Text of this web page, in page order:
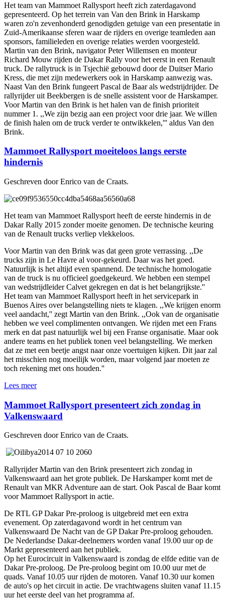
Het team van Mammoet Rallysport heeft zich zaterdagavond
gepresenteerd. Op het terrein van Van den Brink in Harskamp
waren zo'n zevenhonderd genodigden getuige van een presentatie in
Zuid-Amerikaanse sferen waar de rijders en overige teamleden aan
sponsors, familieleden en overige relaties werden voorgesteld.
Martin van den Brink, navigator Peter Willemsen en monteur
Richard Mouw rijden de Dakar Rally voor het eerst in een Renault
truck. De rallytruck is in Tsjechië gebouwd door de Duitser Mario
Kress, die met zijn medewerkers ook in Harskamp aanwezig was.
Naast Van den Brink fungeert Pascal de Baar als wedstrijdrijder. De
rallyrijder uit Beekbergen is de snelle assistent voor de Harskamper.
Voor Martin van den Brink is het halen van de finish prioriteit
nummer 1. ,,We zijn bezig aan een project voor drie jaar. We willen
de finish halen om de truck verder te ontwikkelen,''' aldus Van den
Brink.
Mammoet Rallysport moeiteloos langs eerste
hindernis
Geschreven door Enrico van de Craats.
Het team van Mammoet Rallysport heeft de eerste hindernis in de
Dakar Rally 2015 zonder moeite genomen. De technische keuring
van de Renault trucks verliep vlekkeloos.
Voor Martin van den Brink was dat geen grote verrassing. ,,De
trucks zijn in Le Havre al voor-gekeurd. Daar was het goed.
Natuurlijk is het altijd even spannend. De technische homologatie
van de truck is nu officieel goedgekeurd. We hebben een stempel
van wedstrijdleider Calvet gekregen en dat is het belangrijkste.''
Het team van Mammoet Rallysport heeft in het servicepark in
Buenos Aires over belangstelling niets te klagen. ,,We krijgen enorm
veel aandacht,'' zegt Martin van den Brink. ,,Ook van de organisatie
hebben we veel complimenten ontvangen. We rijden met een Frans
merk en dat past natuurlijk wel bij een Franse organisatie. Maar ook
andere teams en het publiek tonen veel belangstelling. We merken
dat ze met een beetje angst naar onze voertuigen kijken. Dit jaar zal
het misschien nog moeilijk worden, maar volgend jaar moeten ze
toch rekening met ons houden.''
Lees meer
Mammoet Rallysport presenteert zich zondag in
Valkenswaard
Geschreven door Enrico van de Craats.
Rallyrijder Martin van den Brink presenteert zich zondag in
Valkenswaard aan het grote publiek. De Harskamper komt met de
Renault van MKR Adventure aan de start. Ook Pascal de Baar komt
voor Mammoet Rallysport in actie.
De RTL GP Dakar Pre-proloog is uitgebreid met een extra
evenement. Op zaterdagavond wordt in het centrum van
Valkenswaard De Nacht van de GP Dakar Pre-proloog gehouden.
De Nederlandse Dakar-deelnemers worden vanaf 19.00 uur op de
Markt gepresenteerd aan het publiek.
Op het Eurocircuit in Valkenswaard is zondag de elfde editie van de
Dakar Pre-proloog. De Pre-proloog begint om 10.00 uur met de
quads. Vanaf 10.05 uur rijden de motoren. Vanaf 10.30 uur komen
de auto's op het circuit in actie. De vrachtwagens sluiten vanaf 11.15
uur het eerste deel van het programma af.